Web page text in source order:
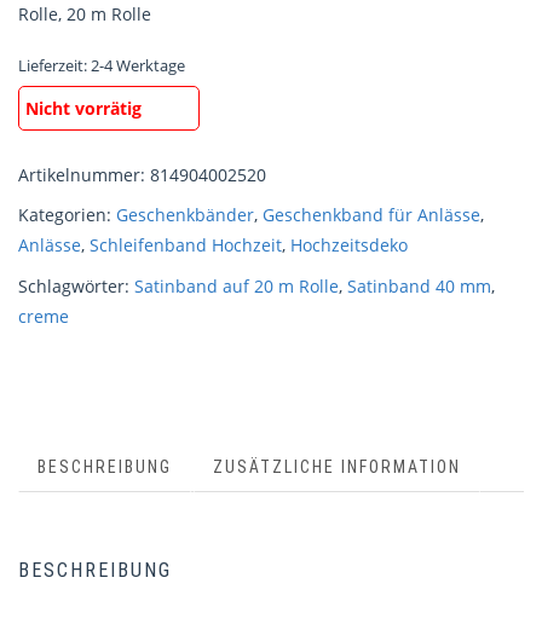
Rolle, 20 m Rolle
Lieferzeit:2-4 Werktage
Nicht vorrätig
Artikelnummer: 814904002520
Kategorien: Geschenkbänder, Geschenkband für Anlässe,
Anlässe, Schleifenband Hochzeit, Hochzeitsdeko
Schlagwörter: Satinband auf 20 m Rolle, Satinband 40 mm,
creme
BESCHREIBUNG ZUSÄTZLICHE INFORMATION
BESCHREIBUNG